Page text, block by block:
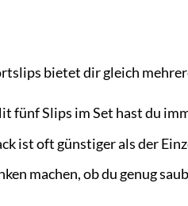
bietet dir gleich
fünf Slips im Set hast du
ist oft günstiger als der
machen, ob du genug